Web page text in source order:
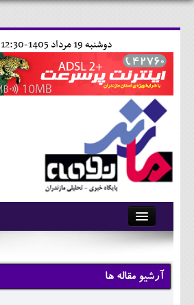
دوشنبه 19 مرداد 1405-12:30-
آرشیو
تماس با ما
وبلاگ
آرشیو مقاله ها